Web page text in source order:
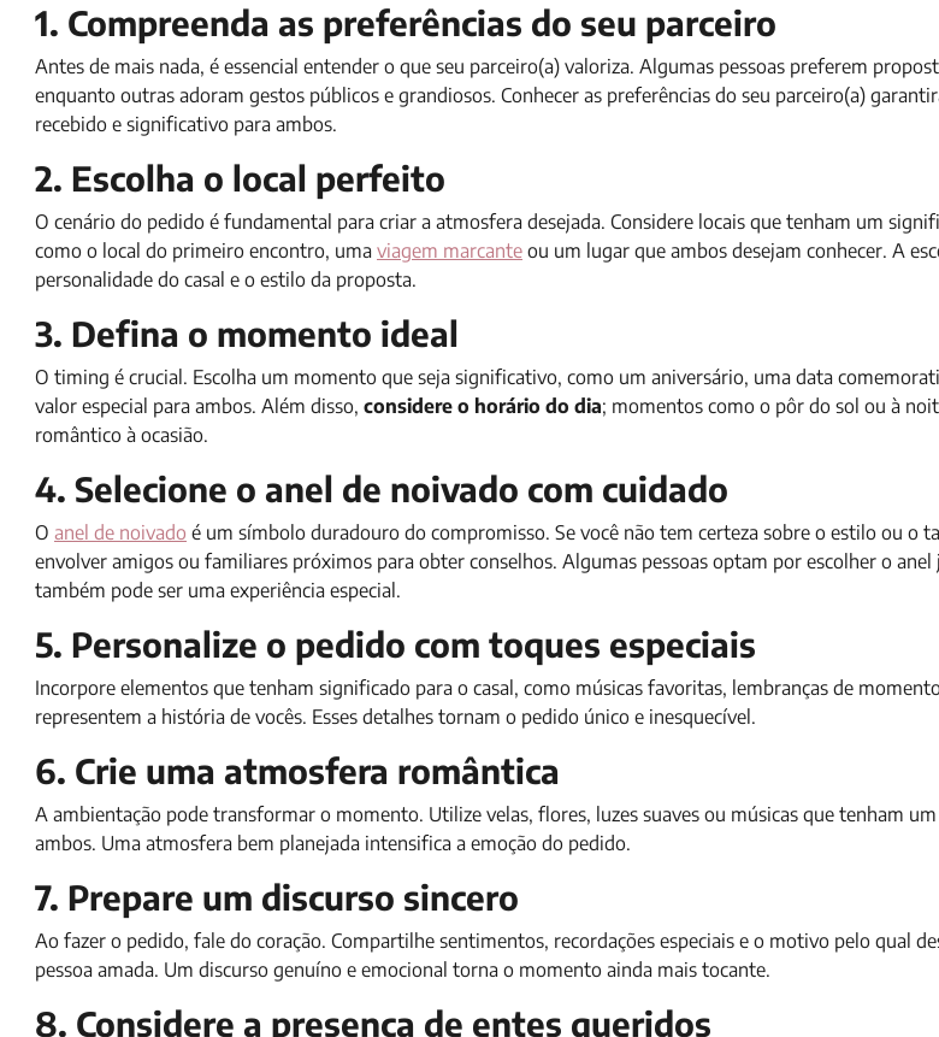
1. Compreenda as preferências do seu parceiro
Antes de mais nada, é essencial entender o que seu parceiro(a) valoriza. Algumas pessoas preferem
enquanto outras adoram gestos públicos e grandiosos. Conhecer as preferências do seu parceiro(a)
recebido e significativo para ambos.
2. Escolha o local perfeito
O cenário do pedido é fundamental para criar a atmosfera desejada. Considere locais que tenham um
como o local do primeiro encontro, uma viagem marcante ou um lugar que ambos desejam conhecer. A
personalidade do casal e o estilo da proposta.
3. Defina o momento ideal
O timing é crucial. Escolha um momento que seja significativo, como um aniversário, uma data
valor especial para ambos. Além disso, considere o horário do dia; momentos como o pôr do sol ou à
romântico à ocasião.
4. Selecione o anel de noivado com cuidado
O anel de noivado é um símbolo duradouro do compromisso. Se você não tem certeza sobre o estilo ou o
envolver amigos ou familiares próximos para obter conselhos. Algumas pessoas optam por escolher o
também pode ser uma experiência especial.
5. Personalize o pedido com toques especiais
Incorpore elementos que tenham significado para o casal, como músicas favoritas, lembranças de
representem a história de vocês. Esses detalhes tornam o pedido único e inesquecível.
6. Crie uma atmosfera romântica
A ambientação pode transformar o momento. Utilize velas, flores, luzes suaves ou músicas que tenham
ambos. Uma atmosfera bem planejada intensifica a emoção do pedido.
7. Prepare um discurso sincero
Ao fazer o pedido, fale do coração. Compartilhe sentimentos, recordações especiais e o motivo pelo qual
pessoa amada. Um discurso genuíno e emocional torna o momento ainda mais tocante.
8. Considere a presença de entes queridos